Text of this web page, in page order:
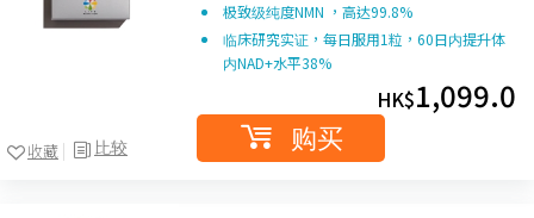
比较
收藏
极致级纯度NMN ，高达99.8%
临床研究实证，每日服用1粒，60日内提升体
内NAD+水平38%
HK$1,099.0
购买